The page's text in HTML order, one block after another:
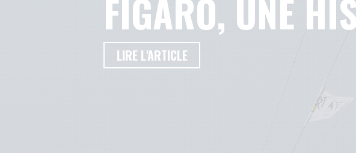
FIGARO, UNE
LIRE L'ARTICLE